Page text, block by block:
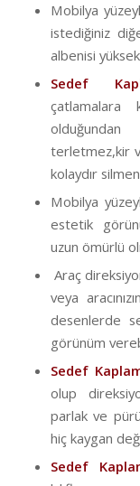
Mobilya
istediğiniz
albenisi
Sedef
çatlamalara
olduğundan
terletmez,kir
kolaydır
Mobilya
estetik
uzun ömürlü
Araç
veya
desenlerde
görünüm
Sedef
olup
parlak ve
hiç kaygan
Sedef